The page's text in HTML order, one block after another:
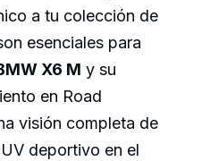
a tu colección de
esenciales para
X6 M y su
en Road
visión completa de
deportivo en el